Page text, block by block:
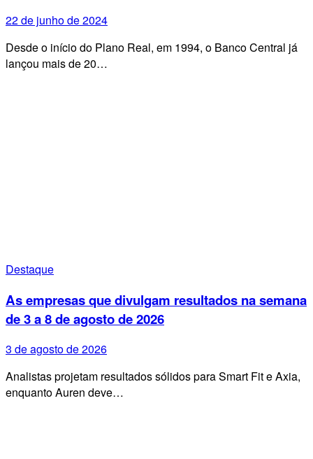
22 de junho de 2024
Desde o início do Plano Real, em 1994, o Banco Central já
lançou mais de 20…
Destaque
As empresas que divulgam resultados na semana
de 3 a 8 de agosto de 2026
3 de agosto de 2026
Analistas projetam resultados sólidos para Smart Fit e Axia,
enquanto Auren deve…